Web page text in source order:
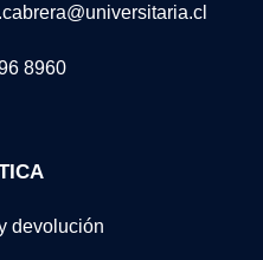
8960
devolución